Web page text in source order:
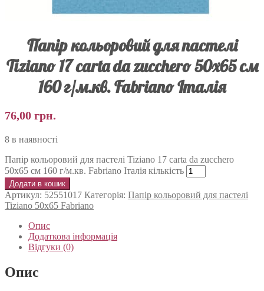
Папір кольоровий для пастелі
Tiziano 17 carta da zucchero 50х65 см
160 г/м.кв. Fabriano Італія
76,00 грн.
8 в наявності
Папір кольоровий для пастелі Tiziano 17 carta da zucchero
50х65 см 160 г/м.кв. Fabriano Італія кількість
Додати в кошик
Артикул: 52551017 Категорія: Папір кольоровий для пастелі
Tiziano 50х65 Fabriano
Опис
Додаткова інформація
Відгуки (0)
Опис